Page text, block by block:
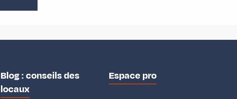
Blog : conseils des
locaux
Espace pro